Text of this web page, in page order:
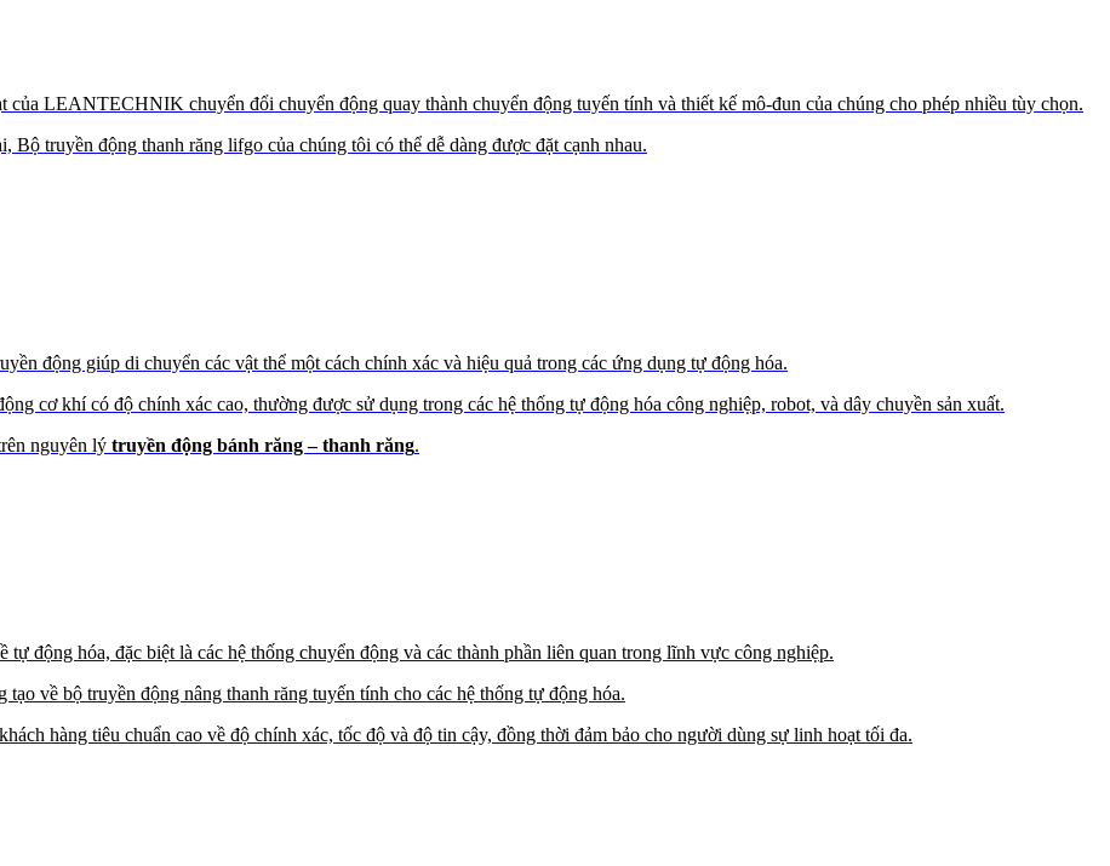
LEANTECHNIK chuyển đổi chuyển động quay thành chuyển động tuyến tính và thiết kế mô-đun của chúng cho phép nhiều tùy chọn.
truyền động thanh răng lifgo của chúng tôi có thể dễ dàng được đặt cạnh nhau.
động giúp di chuyển các vật thể một cách chính xác và hiệu quả trong các ứng dụng tự động hóa.
cơ khí có độ chính xác cao, thường được sử dụng trong các hệ thống tự động hóa công nghiệp, robot, và dây chuyền sản xuất.
nguyên lý truyền động bánh răng – thanh răng.
động hóa, đặc biệt là các hệ thống chuyển động và các thành phần liên quan trong lĩnh vực công nghiệp.
tạo về bộ truyền động nâng thanh răng tuyến tính cho các hệ thống tự động hóa.
hàng tiêu chuẩn cao về độ chính xác, tốc độ và độ tin cậy, đồng thời đảm bảo cho người dùng sự linh hoạt tối đa.